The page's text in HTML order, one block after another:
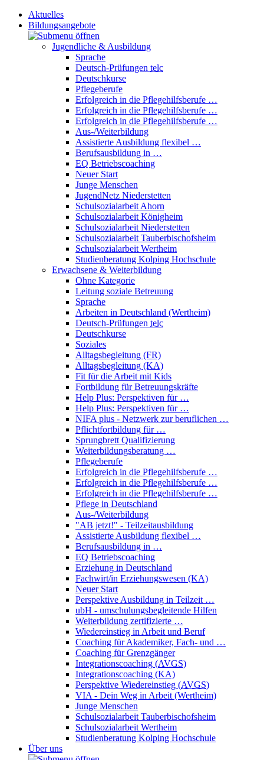
Aktuelles
Bildungsangebote
Jugendliche & Ausbildung
Sprache
Deutsch-Prüfungen telc
Deutschkurse
Pflegeberufe
Erfolgreich in die Pflegehilfsberufe …
Erfolgreich in die Pflegehilfsberufe …
Erfolgreich in die Pflegehilfsberufe …
Aus-/Weiterbildung
Assistierte Ausbildung flexibel …
Berufsausbildung in …
EQ Betriebscoaching
Neuer Start
Junge Menschen
JugendNetz Niederstetten
Schulsozialarbeit Ahorn
Schulsozialarbeit Königheim
Schulsozialarbeit Niederstetten
Schulsozialarbeit Tauberbischofsheim
Schulsozialarbeit Wertheim
Studienberatung Kolping Hochschule
Erwachsene & Weiterbildung
Ohne Kategorie
Leitung soziale Betreuung
Sprache
Arbeiten in Deutschland (Wertheim)
Deutsch-Prüfungen telc
Deutschkurse
Soziales
Alltagsbegleitung (FR)
Alltagsbegleitung (KA)
Fit für die Arbeit mit Kids
Fortbildung für Betreuungskräfte
Help Plus: Perspektiven für …
Help Plus: Perspektiven für …
NIFA plus - Netzwerk zur beruflichen …
Pflichtfortbildung für …
Sprungbrett Qualifizierung
Weiterbildungsberatung …
Pflegeberufe
Erfolgreich in die Pflegehilfsberufe …
Erfolgreich in die Pflegehilfsberufe …
Erfolgreich in die Pflegehilfsberufe …
Pflege in Deutschland
Aus-/Weiterbildung
"AB jetzt!" - Teilzeitausbildung
Assistierte Ausbildung flexibel …
Berufsausbildung in …
EQ Betriebscoaching
Erziehung in Deutschland
Fachwirt/in Erziehungswesen (KA)
Neuer Start
Perspektive Ausbildung in Teilzeit …
ubH - umschulungsbegleitende Hilfen
Weiterbildung zertifizierte …
Wiedereinstieg in Arbeit und Beruf
Coaching für Akademiker, Fach- und …
Coaching für Grenzgänger
Integrationscoaching (AVGS)
Integrationscoaching (KA)
Perspektive Wiedereinstieg (AVGS)
VIA - Dein Weg in Arbeit (Wertheim)
Junge Menschen
Schulsozialarbeit Tauberbischofsheim
Schulsozialarbeit Wertheim
Studienberatung Kolping Hochschule
Über uns